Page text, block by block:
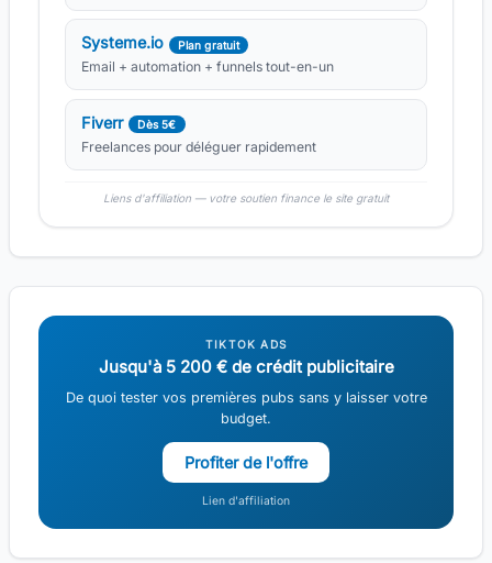
Systeme.io Plan gratuit
Email + automation + funnels tout-en-un
Fiverr Dès 5€
Freelances pour déléguer rapidement
Liens d'affiliation — votre soutien finance le site gratuit
TIKTOK ADS
Jusqu'à 5 200 € de crédit publicitaire
De quoi tester vos premières pubs sans y laisser votre
budget.
Profiter de l'offre
Lien d'affiliation